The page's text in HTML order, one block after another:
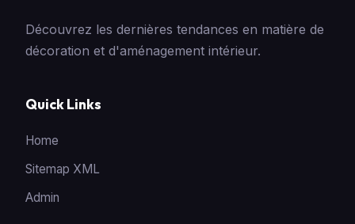
Découvrez les dernières tendances en matière de
décoration et d'aménagement intérieur.
Quick Links
Home
Sitemap XML
Admin